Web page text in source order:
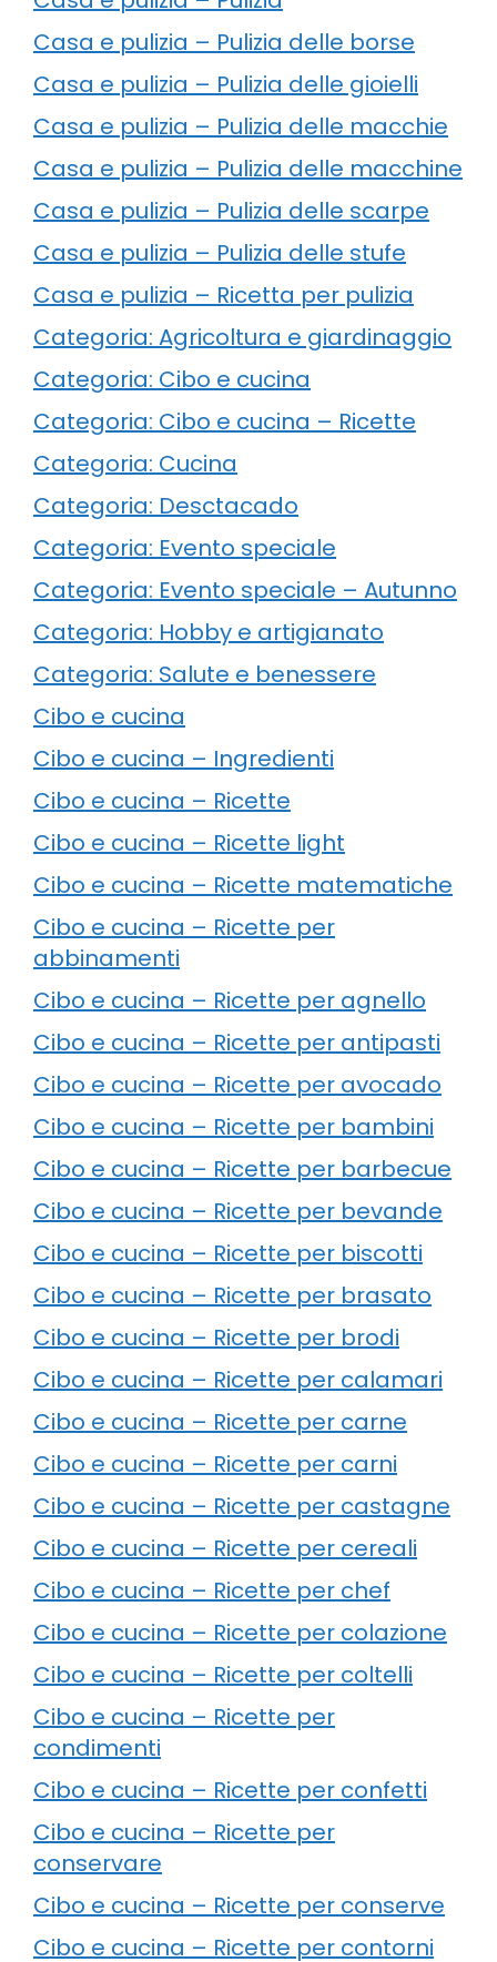
Casa e pulizia – Pulizia delle borse
Casa e pulizia – Pulizia delle gioielli
Casa e pulizia – Pulizia delle macchie
Casa e pulizia – Pulizia delle macchine
Casa e pulizia – Pulizia delle scarpe
Casa e pulizia – Pulizia delle stufe
Casa e pulizia – Ricetta per pulizia
Categoria: Agricoltura e giardinaggio
Categoria: Cibo e cucina
Categoria: Cibo e cucina – Ricette
Categoria: Cucina
Categoria: Desctacado
Categoria: Evento speciale
Categoria: Evento speciale – Autunno
Categoria: Hobby e artigianato
Categoria: Salute e benessere
Cibo e cucina
Cibo e cucina – Ingredienti
Cibo e cucina – Ricette
Cibo e cucina – Ricette light
Cibo e cucina – Ricette matematiche
Cibo e cucina – Ricette per
abbinamenti
Cibo e cucina – Ricette per agnello
Cibo e cucina – Ricette per antipasti
Cibo e cucina – Ricette per avocado
Cibo e cucina – Ricette per bambini
Cibo e cucina – Ricette per barbecue
Cibo e cucina – Ricette per bevande
Cibo e cucina – Ricette per biscotti
Cibo e cucina – Ricette per brasato
Cibo e cucina – Ricette per brodi
Cibo e cucina – Ricette per calamari
Cibo e cucina – Ricette per carne
Cibo e cucina – Ricette per carni
Cibo e cucina – Ricette per castagne
Cibo e cucina – Ricette per cereali
Cibo e cucina – Ricette per chef
Cibo e cucina – Ricette per colazione
Cibo e cucina – Ricette per coltelli
Cibo e cucina – Ricette per
condimenti
Cibo e cucina – Ricette per confetti
Cibo e cucina – Ricette per
conservare
Cibo e cucina – Ricette per conserve
Cibo e cucina – Ricette per contorni